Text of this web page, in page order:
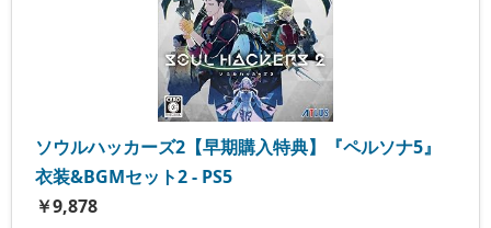
ソウルハッカーズ2【早期購入特典】『ペルソナ5』
衣装&BGMセット2 - PS5
￥9,878